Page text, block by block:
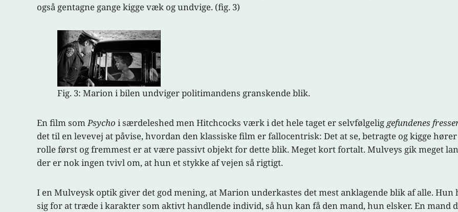
også gentagne gange kigge væk og undvige. (fig. 3)
Fig. 3: Marion i bilen undviger politimandens granskende blik.
En film som Psycho i særdeleshed men Hitchcocks værk i det hele taget er selvfølgelig gefundenes
det til en levevej at påvise, hvordan den klassiske film er fallocentrisk: Det at se, betragte og kigge
rolle først og fremmest er at være passivt objekt for dette blik. Meget kort fortalt. Mulveys gik meget
der er nok ingen tvivl om, at hun et stykke af vejen så rigtigt.
I en Mulveysk optik giver det god mening, at Marion underkastes det mest anklagende blik af alle.
sig for at træde i karakter som aktivt handlende individ, så hun kan få den mand, hun elsker. En